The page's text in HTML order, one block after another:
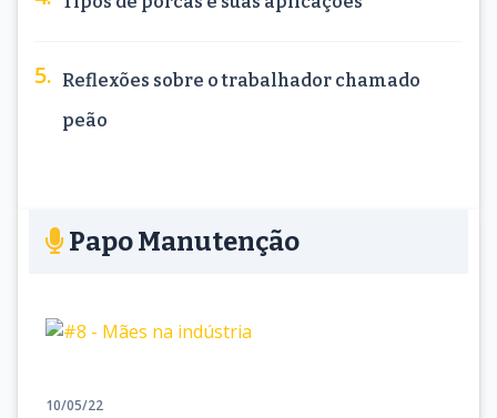
Reflexões sobre o trabalhador chamado
peão
Papo Manutenção
10/05/22